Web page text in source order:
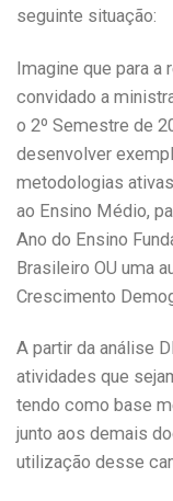
seguinte situação:
Imagine que para a
convidado a
o 2º Semestre de
desenvolver
metodologias
ao Ensino Médio,
Ano do Ensino
Brasileiro OU uma
Crescimento
A partir da análise
atividades que
tendo como base
junto aos demais
utilização desse